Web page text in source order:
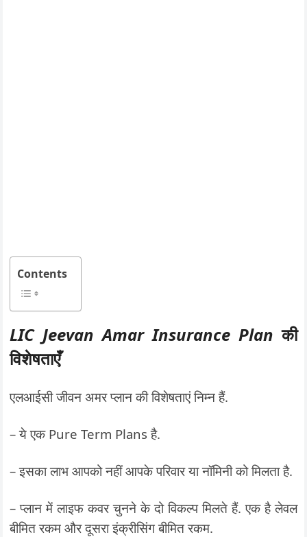
Contents
LIC Jeevan Amar Insurance Planकी
विशेषताएँ
एलआईसी जीवन अमर प्लान की विशेषताएं निम्न हैं.
– ये एक Pure Term Plans है.
– इसका लाभ आपको नहीं आपके परिवार या नॉमिनी को मिलता है.
– प्लान में लाइफ कवर चुनने के दो विकल्प मिलते हैं. एक है लेवल
बीमित रकम और दूसरा इंक्रीसिंग बीमित रकम.